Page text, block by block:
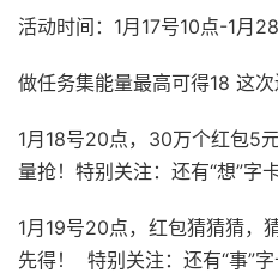
活动时间：1月17号10点-1月
做任务集能量最高可得18 这
1月18号20点，30万个红包5
量抢！特别关注：还有“想”字
1月19号20点，红包猜猜猜，
先得！ 特别关注：还有“事”